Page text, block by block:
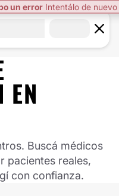
EN
Buscá médicos
pacientes reales,
con confianza.